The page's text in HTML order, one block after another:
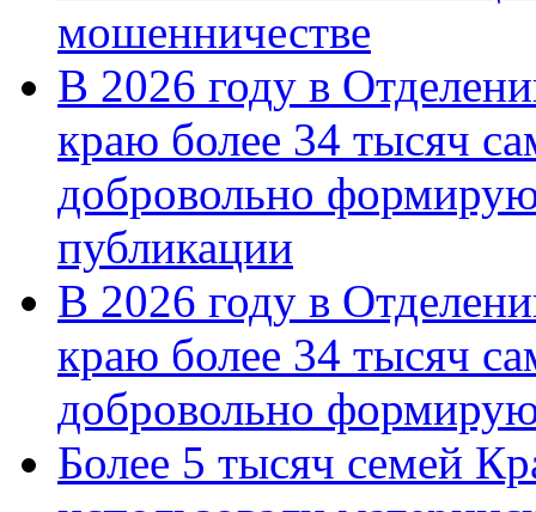
мошенничестве
В 2026 году в
краю более 34 тысяч
добровольно
публикации
В 2026 году в
краю более 34 тысяч
добровольно
Более 5 тысяч семей